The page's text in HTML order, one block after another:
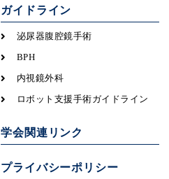
ガイドライン
泌尿器腹腔鏡手術
BPH
内視鏡外科
ロボット支援手術ガイドライン
学会関連リンク
プライバシーポリシー